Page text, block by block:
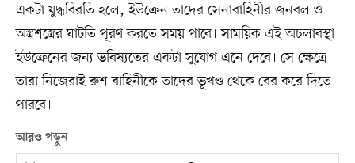
একটা যুদ্ধবিরতি হলে, ইউক্রেন তাদের সেনাবাহিনীর জনবল ও
অস্ত্রশস্ত্রের ঘাটতি পূরণ করতে সময় পাবে। সাময়িক এই অচলাবস্থা
ইউক্রেনের জন্য ভবিষ্যতের একটা সুযোগ এনে দেবে। সে ক্ষেত্রে
তারা নিজেরাই রুশ বাহিনীকে তাদের ভূখণ্ড থেকে বের করে দিতে
পারবে।
আরও পড়ুন